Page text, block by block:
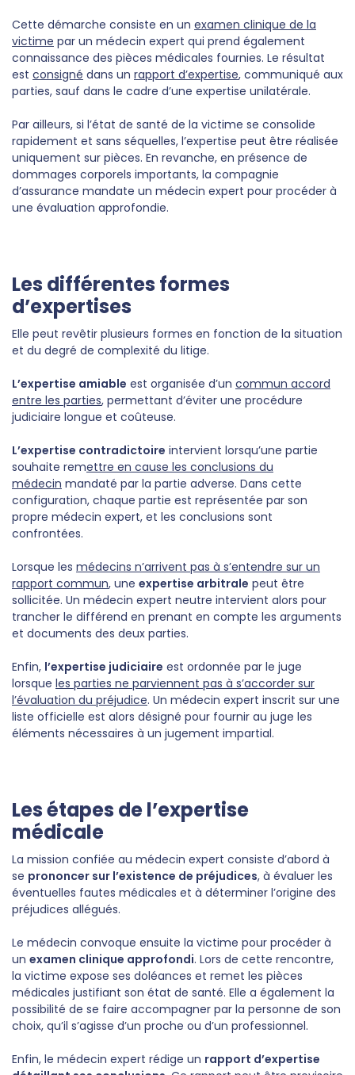
Cette démarche consiste en un examen clinique de la
victime par un médecin expert qui prend également
connaissance des pièces médicales fournies. Le résultat
est consigné dans un rapport d’expertise, communiqué aux
parties, sauf dans le cadre d’une expertise unilatérale.
Par ailleurs, si l’état de santé de la victime se consolide
rapidement et sans séquelles, l’expertise peut être réalisée
uniquement sur pièces. En revanche, en présence de
dommages corporels importants, la compagnie
d’assurance mandate un médecin expert pour procéder à
une évaluation approfondie.
Les différentes formes
d’expertises
Elle peut revêtir plusieurs formes en fonction de la situation
et du degré de complexité du litige.
L’expertise amiable est organisée d’un commun accord
entre les parties, permettant d’éviter une procédure
judiciaire longue et coûteuse.
L’expertise contradictoire intervient lorsqu’une partie
souhaite remettre en cause les conclusions du
médecin mandaté par la partie adverse. Dans cette
configuration, chaque partie est représentée par son
propre médecin expert, et les conclusions sont
confrontées.
Lorsque les médecins n’arrivent pas à s’entendre sur un
rapport commun, une expertise arbitrale peut être
sollicitée. Un médecin expert neutre intervient alors pour
trancher le différend en prenant en compte les arguments
et documents des deux parties.
Enfin, l’expertise judiciaire est ordonnée par le juge
lorsque les parties ne parviennent pas à s’accorder sur
l’évaluation du préjudice. Un médecin expert inscrit sur une
liste officielle est alors désigné pour fournir au juge les
éléments nécessaires à un jugement impartial.
Les étapes de l’expertise
médicale
La mission confiée au médecin expert consiste d’abord à
se prononcer sur l’existence de préjudices, à évaluer les
éventuelles fautes médicales et à déterminer l’origine des
préjudices allégués.
Le médecin convoque ensuite la victime pour procéder à
un examen clinique approfondi. Lors de cette rencontre,
la victime expose ses doléances et remet les pièces
médicales justifiant son état de santé. Elle a également la
possibilité de se faire accompagner par la personne de son
choix, qu’il s’agisse d’un proche ou d’un professionnel.
Enfin, le médecin expert rédige un rapport d’expertise